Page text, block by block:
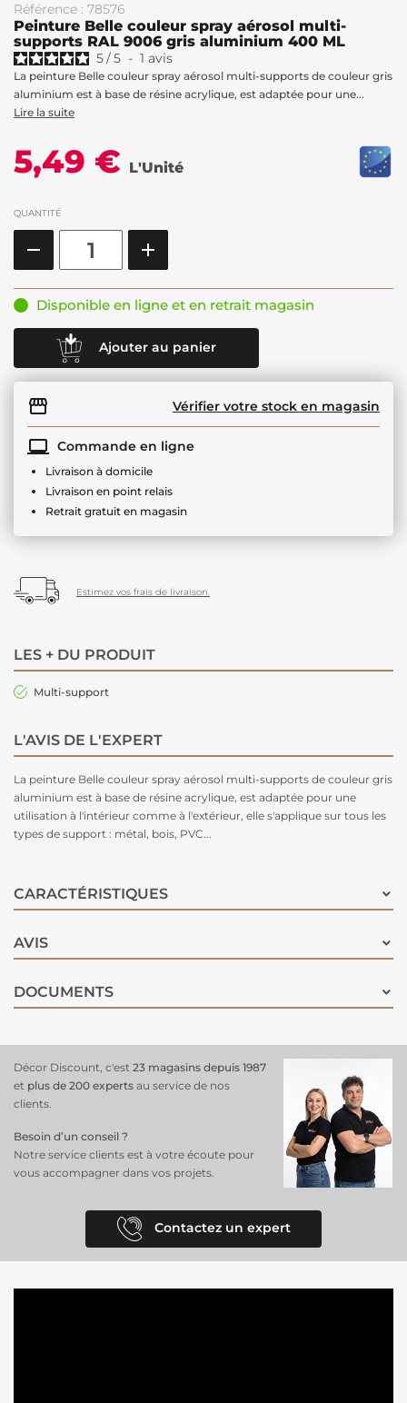
Référence : 78576
Peinture Belle couleur spray aérosol multi-
supports RAL 9006 gris aluminium 400 ML
5/5 - 1 avis
La peinture Belle couleur spray aérosol multi-supports de couleur gris
aluminium est à base de résine acrylique, est adaptée pour une...
Lire la suite
5,49 € L'Unité
QUANTITÉ
Disponible en ligne et en retrait magasin
Ajouter au panier
Vérifier votre stock en magasin
Commande en ligne
Livraison à domicile
Livraison en point relais
Retrait gratuit en magasin
Estimez vos frais de livraison.
LES + DU PRODUIT
Multi-support
L'AVIS DE L'EXPERT
La peinture Belle couleur spray aérosol multi-supports de couleur gris
aluminium est à base de résine acrylique, est adaptée pour une
utilisation à l'intérieur comme à l'extérieur, elle s'applique sur tous les
types de support : métal, bois, PVC...
CARACTÉRISTIQUES
AVIS
DOCUMENTS
Décor Discount, c'est 23 magasins depuis 1987
et plus de 200 experts au service de nos
clients.
Besoin d’un conseil ?
Notre service clients est à votre écoute pour
vous accompagner dans vos projets.
Contactez un expert